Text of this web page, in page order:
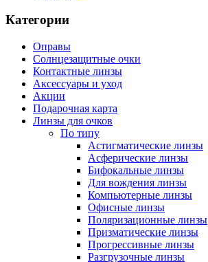
Категории
Оправы
Солнцезащитные очки
Контактные линзы
Аксессуары и уход
Акции
Подарочная карта
Линзы для очков
По типу
Астигматические линзы
Асферические линзы
Бифокальные линзы
Для вождения линзы
Компьютерные линзы
Офисные линзы
Поляризационные линзы
Призматические линзы
Прогрессивные линзы
Разгрузочные линзы